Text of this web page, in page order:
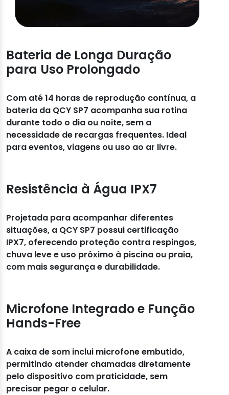
Bateria de Longa Duração
para Uso Prolongado
Com até 14 horas de reprodução contínua, a
bateria da QCY SP7 acompanha sua rotina
durante todo o dia ou noite, sem a
necessidade de recargas frequentes. Ideal
para eventos, viagens ou uso ao ar livre.
Resistência à Água IPX7
Projetada para acompanhar diferentes
situações, a QCY SP7 possui certificação
IPX7, oferecendo proteção contra respingos,
chuva leve e uso próximo à piscina ou praia,
com mais segurança e durabilidade.
Microfone Integrado e Função
Hands-Free
A caixa de som inclui microfone embutido,
permitindo atender chamadas diretamente
pelo dispositivo com praticidade, sem
precisar pegar o celular.